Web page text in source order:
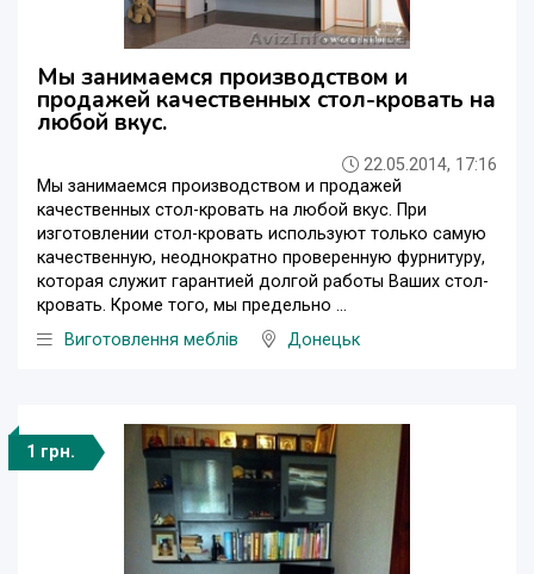
Мы занимаемся производством и
продажей качественных стол-кровать на
любой вкус.
22.05.2014, 17:16
Мы занимаемся производством и продажей
качественных стол-кровать на любой вкус. При
изготовлении стол-кровать используют только самую
качественную, неоднократно проверенную фурнитуру,
которая служит гарантией долгой работы Ваших стол-
кровать. Кроме того, мы предельно ...
Виготовлення меблів
Донецьк
1 грн.